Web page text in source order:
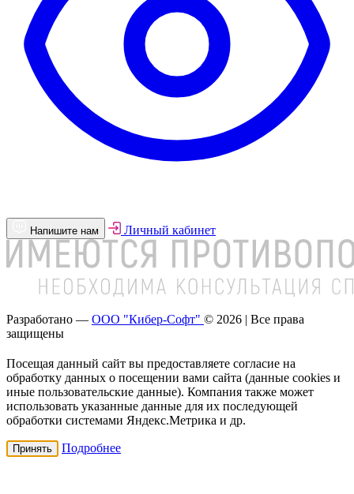
Напишите нам Личный кабинет
Разработано — ООО "Кибер-Софт" © 2026 | Все права
защищены
Посещая данный сайт вы предоставляете согласие на
обработку данных о посещении вами сайта (данные cookies и
иные пользовательские данные). Компания также может
использовать указанные данные для их последующей
обработки системами Яндекс.Метрика и др.
Принять Подробнее